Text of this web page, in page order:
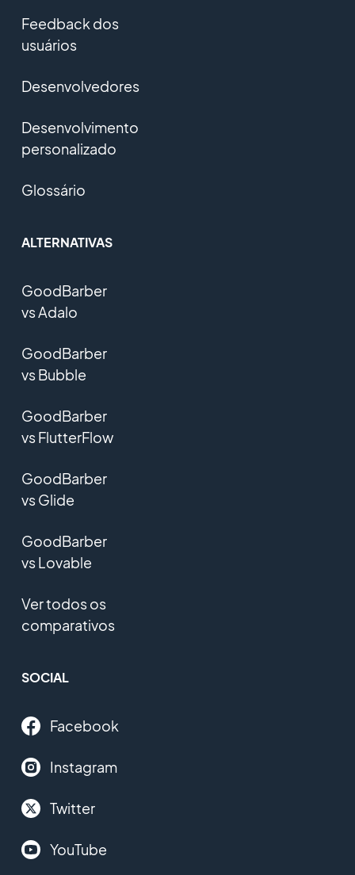
Feedback dos
usuários
Desenvolvedores
Desenvolvimento
personalizado
Glossário
ALTERNATIVAS
GoodBarber
vs Adalo
GoodBarber
vs Bubble
GoodBarber
vs FlutterFlow
GoodBarber
vs Glide
GoodBarber
vs Lovable
Ver todos os
comparativos
SOCIAL
Facebook
Instagram
Twitter
YouTube